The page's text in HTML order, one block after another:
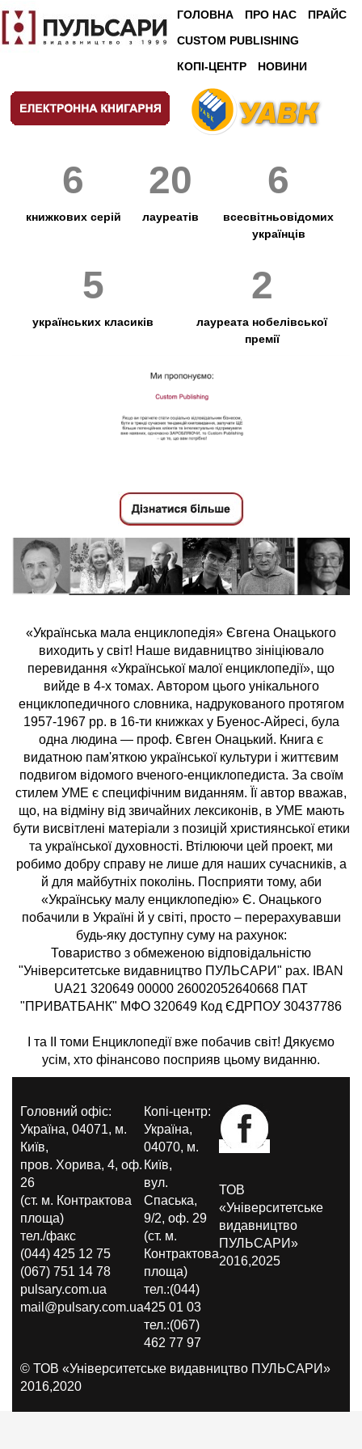
ГОЛОВНА ПРО НАС
ПРАЙС
CUSTOM PUBLISHING
КОПІ-ЦЕНТР
НОВИНИ
6
книжкових серій
20
лауреатів
6
всесвітньовідомих
українців
5
українських класиків
2
лауреата нобелівської
премії
«Українська мала енциклопедія» Євгена Онацького
виходить у світ! Наше видавництво зініціювало
перевидання «Української малої енциклопедії», що
вийде в 4-х томах. Автором цього унікального
енциклопедичного словника, надрукованого протягом
1957-1967 рр. в 16-ти книжках у Буенос-Айресі, була
одна людина — проф. Євген Онацький. Книга є
видатною пам'яткою української культури і життєвим
подвигом відомого вченого-енциклопедиста. За своїм
стилем УМЕ є специфічним виданням. Її автор вважав,
що, на відміну від звичайних лексиконів, в УМЕ мають
бути висвітлені матеріали з позицій християнської етики
та української духовності. Втілюючи цей проект, ми
робимо добру справу не лише для наших сучасників, а
й для майбутніх поколінь. Посприяти тому, аби
«Українську малу енциклопедію» Є. Онацького
побачили в Україні й у світі, просто – перерахувавши
будь-яку доступну суму на рахунок:
Товариство з обмеженою відповідальністю
"Університетське видавництво ПУЛЬСАРИ" рах. IBAN
UA21 320649 00000 26002052640668 ПАТ
"ПРИВАТБАНК" МФО 320649 Код ЄДРПОУ 30437786
І та II томи Енциклопедії вже побачив світ! Дякуємо
усім, хто фінансово посприяв цьому виданню.
Головний офіс:
Україна, 04071, м.
Київ,
пров. Хорива, 4, оф.
26
(ст. м. Контрактова
площа)
тел./факс
(044) 425 12 75
(067) 751 14 78
pulsary.com.ua
mail@pulsary.com.ua
Копі-центр:
Україна,
04070, м.
Київ,
вул.
Спаська,
9/2, оф. 29
(ст. м.
Контрактова
площа)
тел.:(044)
425 01 03
тел.:(067)
462 77 97
ТОВ
«Університетське
видавництво
ПУЛЬСАРИ»
2016,2025
© ТОВ «Університетське видавництво ПУЛЬСАРИ»
2016,2020